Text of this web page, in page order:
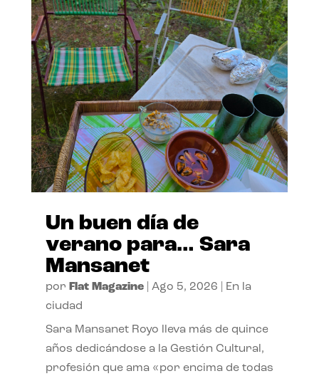
Un buen día de
verano para… Sara
Mansanet
por Flat Magazine| Ago 5, 2026
En la
ciudad
Sara Mansanet Royo lleva más de quince
años dedicándose a la Gestión Cultural,
profesión que ama «por encima de todas